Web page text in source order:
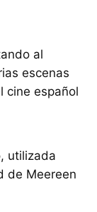
al
escenas
cine español
utilizada
de Meereen